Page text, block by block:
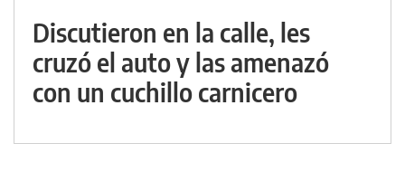
Discutieron en la calle, les
cruzó el auto y las amenazó
con un cuchillo carnicero